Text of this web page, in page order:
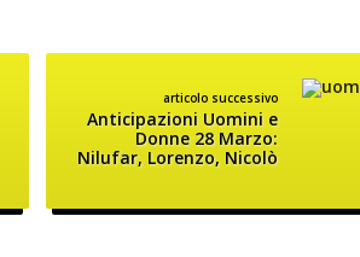
articolo successivo
Anticipazioni Uomini e
Donne 28 Marzo:
Nilufar, Lorenzo, Nicolò